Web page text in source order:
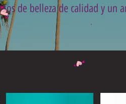
de belleza de calidad y un
.